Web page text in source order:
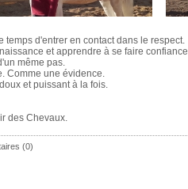
temps d'entrer en contact dans le respect.
et apprendre à se faire confiance.
même pas.
Comme une évidence.
et puissant à la fois.
des Chevaux.
(0)